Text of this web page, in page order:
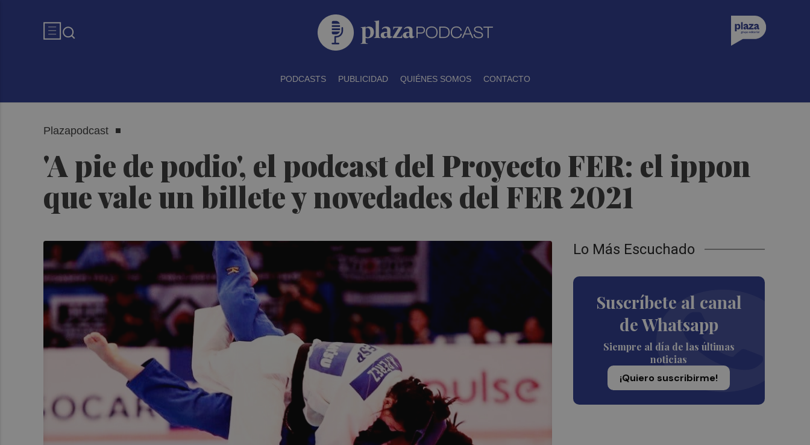
PODCASTS PUBLICIDAD QUIÉNES SOMOS CONTACTO
Plazapodcast
'A pie de podio', el podcast del Proyecto FER: el ippon
que vale un billete y novedades del FER 2021
Lo Más Escuchado
Suscríbete al canal
de Whatsapp
Siempre al día de las últimas
noticias
¡Quiero suscribirme!